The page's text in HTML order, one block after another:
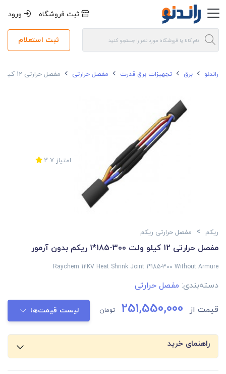
ثبت فروشگاه ورود
ثبت استعلام
راندنو برق تجهیزات برق قدرت مفصل حرارتی مفصل حرارتی 12 کیلو ولت 300-185*1 ریکم بدون آرمور
امتیاز 4.7
ریکم > مفصل حرارتی ریکم
مفصل حرارتی 12 کیلو ولت 300-185*1 ریکم بدون آرمور
Raychem 12KV Heat Shrink Joint 1*185-300 Without Armure
دسته‌بندی: مفصل حرارتی
قیمت از 251,550,000 تومان لیست قیمت‌ها
راهنمای خرید